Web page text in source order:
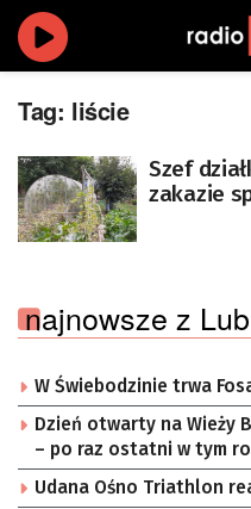
Tag: liście
Szef
zakazie
najnowsze z
W Świebodzinie trwa
Dzień otwarty na Wieży
– po raz ostatni w tym
Udana Ośno Triathlon